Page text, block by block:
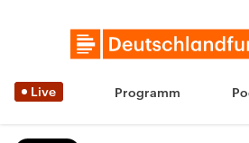
Live Programm